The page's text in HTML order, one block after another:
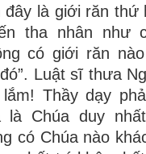
đây là giới răn thứ
tha nhân như
có giới răn
Luật sĩ thưa
lắm! Thầy dạy
là Chúa duy
có Chúa nào